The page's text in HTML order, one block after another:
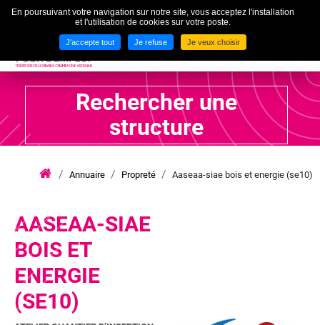
En poursuivant votre navigation sur notre site, vous acceptez l'installation
et l'utilisation de cookies sur votre poste.
J'accepte tout Je refuse Je veux choisir
Rechercher une
structure
iae
lca
Annuaire Propreté Aaseaa-siae bois et energie (se10)
AASEAA-SIAE
BOIS ET
ENERGIE
(SE10)